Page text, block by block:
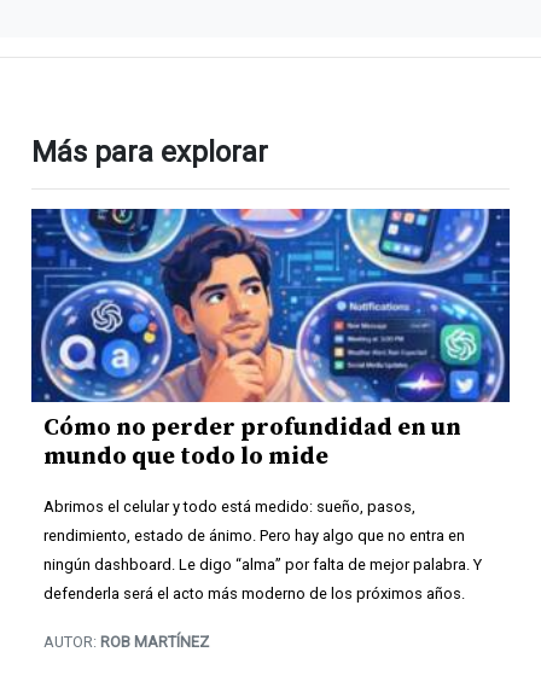
Más para explorar
Cómo no perder profundidad en un
mundo que todo lo mide
Abrimos el celular y todo está medido: sueño, pasos,
rendimiento, estado de ánimo. Pero hay algo que no entra en
ningún dashboard. Le digo “alma” por falta de mejor palabra. Y
defenderla será el acto más moderno de los próximos años.
AUTOR: ROB MARTÍNEZ